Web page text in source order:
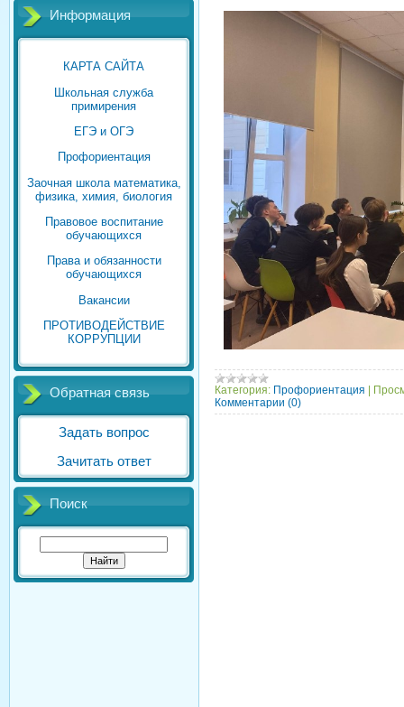
Информация
КАРТА САЙТА
Школьная служба
примирения
ЕГЭ и ОГЭ
Профориентация
Заочная школа математика,
физика, химия, биология
Правовое воспитание
обучающихся
Права и обязанности
обучающихся
Вакансии
ПРОТИВОДЕЙСТВИЕ
КОРРУПЦИИ
Обратная связь
Задать вопрос
Зачитать ответ
Поиск
Категория: Профориентация |
Комментарии (0)